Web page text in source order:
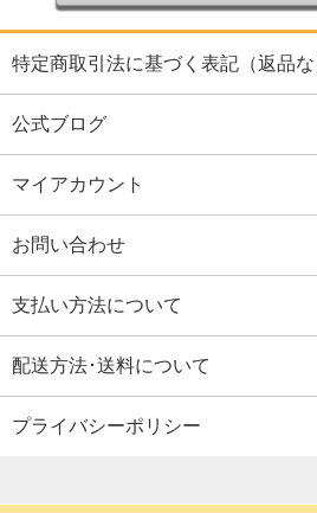
特定商取引法に基づく表記（返品な
公式ブログ
マイアカウント
お問い合わせ
支払い方法について
配送方法･送料について
プライバシーポリシー